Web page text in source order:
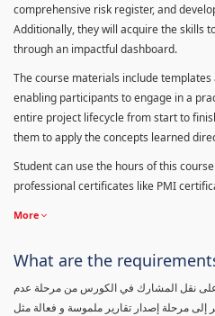
comprehensive risk register, and
Additionally, they will acquire the skills
through an impactful dashboard.
The course materials include
enabling participants to engage in a
entire project lifecycle from start to
them to apply the concepts learned
Student can use the hours of this
professional certificates like PMI
More
What are the
ساعات قادر على نقل المشارك في الكورس من مرحلة عدم
مرحلة إصدار تقارير ملموسة و فعالة مثل